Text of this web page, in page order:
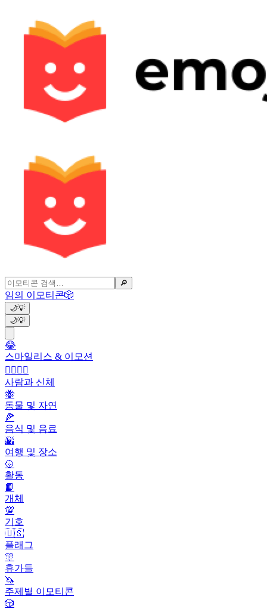
🔎
임의 이모티콘🎲
🌙💡
🌙💡
😂
스마일리스 & 이모션
👩‍❤️‍💋‍👨
사람과 신체
🐝
동물 및 자연
🍕
음식 및 음료
🌇
여행 및 장소
🥎
활동
📙
개체
💯
기호
🇺🇸
플래그
🎊
휴가들
🦄
주제별 이모티콘
🎲